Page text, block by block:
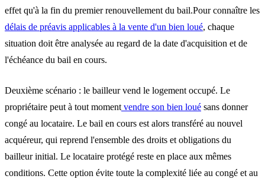
effet qu'à la fin du premier renouvellement du bail.Pour connaître les
délais de préavis applicables à la vente d'un bien loué, chaque
situation doit être analysée au regard de la date d'acquisition et de
l'échéance du bail en cours.
Deuxième scénario : le bailleur vend le logement occupé. Le
propriétaire peut à tout moment vendre son bien loué sans donner
congé au locataire. Le bail en cours est alors transféré au nouvel
acquéreur, qui reprend l'ensemble des droits et obligations du
bailleur initial. Le locataire protégé reste en place aux mêmes
conditions. Cette option évite toute la complexité liée au congé et au